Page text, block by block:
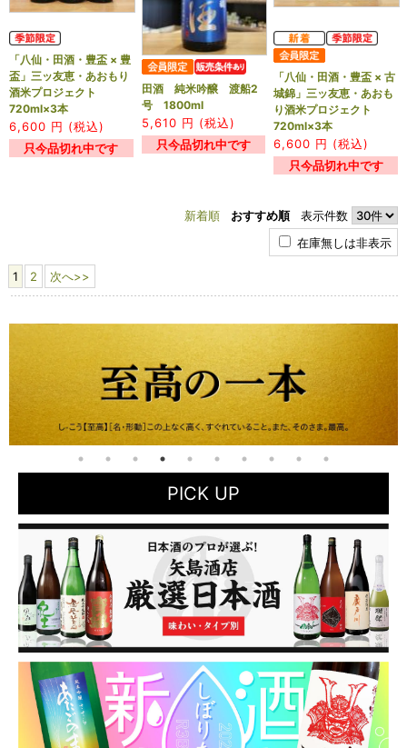
「八仙・田酒・豊盃 × 豊
盃」三ッ友恵・あおもり
酒米プロジェクト
720ml×3本
6,600 円 (税込)
只今品切れ中です
田酒 純米吟醸 渡船2
号 1800ml
5,610 円 (税込)
只今品切れ中です
「八仙・田酒・豊盃 × 古
城錦」三ッ友恵・あおも
り酒米プロジェクト
720ml×3本
6,600 円 (税込)
只今品切れ中です
新着順 おすすめ順表示件数
在庫無しは非表示
1 2 次へ>>
PICK UP